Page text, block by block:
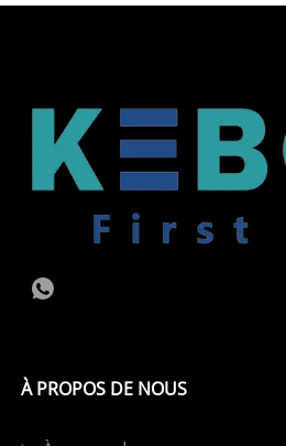
À PROPOS DE NOUS